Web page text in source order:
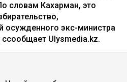
словам Кахарман, это
осужденного экс-министра
Ulysmedia.kz.